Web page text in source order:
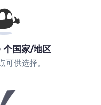
个国家/地区
可供选择。